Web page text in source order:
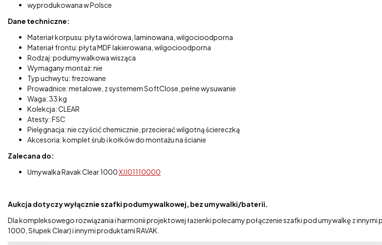
wyprodukowana w Polsce
Dane techniczne:
Materiał korpusu: płyta wiórowa, laminowana, wilgocioodporna
Materiał frontu: płyta MDF lakierowana, wilgocioodporna
Rodzaj: podumywalkowa wisząca
Wymagany montaż: nie
Typ uchwytu: frezowane
Prowadnice: metalowe, z systemem SoftClose, pełne wysuwanie
Waga: 33 kg
Kolekcja: CLEAR
Atesty: FSC
Pielęgnacja: nie czyścić chemicznie, przecierać wilgotną ściereczką
Akcesoria: komplet śrub i kołków do montażu na ścianie
Zalecana do:
Umywalka Ravak Clear 1000XJJ01110000
Aukcja dotyczy wyłącznie szafki podumywalkowej, bez umywalki/baterii.
Dla kompleksowego rozwiązania i harmonii projektowej łazienki polecamy połączenie szafki pod umywalkę z
1000, Słupek Clear) i innymi produktami RAVAK.